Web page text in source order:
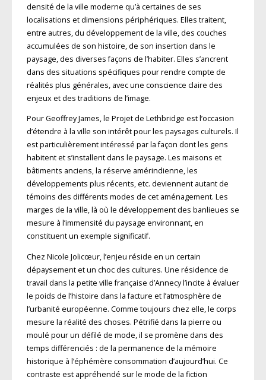
densité de la ville moderne qu’à certaines de ses
localisations et dimensions périphériques. Elles traitent,
entre autres, du développement de la ville, des couches
accumulées de son histoire, de son insertion dans le
paysage, des diverses façons de l’habiter. Elles s’ancrent
dans des situations spécifiques pour rendre compte de
réalités plus générales, avec une conscience claire des
enjeux et des traditions de l’image.
Pour Geoffrey James, le Projet de Lethbridge est l’occasion
d’étendre à la ville son intérêt pour les paysages culturels. Il
est particulièrement intéressé par la façon dont les gens
habitent et s’installent dans le paysage. Les maisons et
bâtiments anciens, la réserve amérindienne, les
développements plus récents, etc. deviennent autant de
témoins des différents modes de cet aménagement. Les
marges de la ville, là où le développement des banlieues se
mesure à l’immensité du paysage environnant, en
constituent un exemple significatif.
Chez Nicole Jolicœur, l’enjeu réside en un certain
dépaysement et un choc des cultures. Une résidence de
travail dans la petite ville française d’Annecy l’incite à évaluer
le poids de l’histoire dans la facture et l’atmosphère de
l’urbanité européenne. Comme toujours chez elle, le corps
mesure la réalité des choses. Pétrifié dans la pierre ou
moulé pour un défilé de mode, il se promène dans des
temps différenciés : de la permanence de la mémoire
historique à l’éphémère consommation d’aujourd’hui. Ce
contraste est appréhendé sur le mode de la fiction